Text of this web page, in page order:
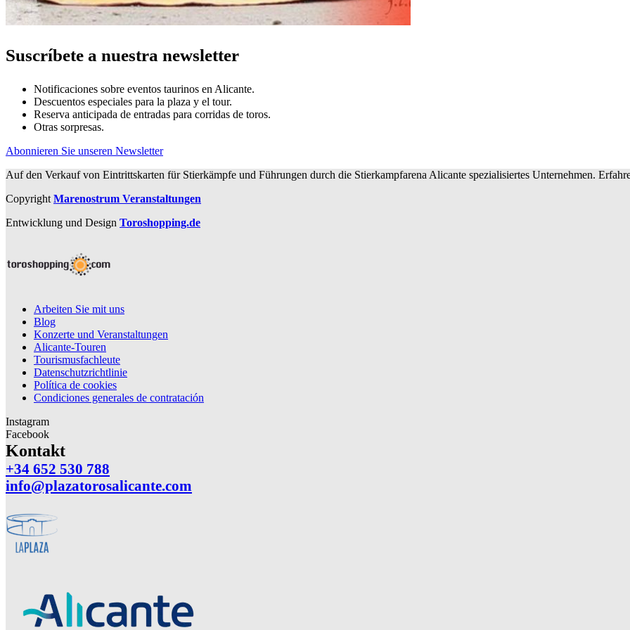
Suscríbete a nuestra newsletter
Notificaciones sobre eventos taurinos en Alicante.
Descuentos especiales para la plaza y el tour.
Reserva anticipada de entradas para corridas de toros.
Otras sorpresas.
Abonnieren Sie unseren Newsletter
Auf den Verkauf von Eintrittskarten für Stierkämpfe und Führungen durch die Stierkampfarena Alicante spezialisiertes Unternehmen.
Copyright Marenostrum Veranstaltungen
Entwicklung und Design Toroshopping.de
Arbeiten Sie mit uns
Blog
Konzerte und Veranstaltungen
Alicante-Touren
Tourismusfachleute
Datenschutzrichtlinie
Política de cookies
Condiciones generales de contratación
Instagram
Facebook
Kontakt
+34 652 530 788
info@plazatorosalicante.com